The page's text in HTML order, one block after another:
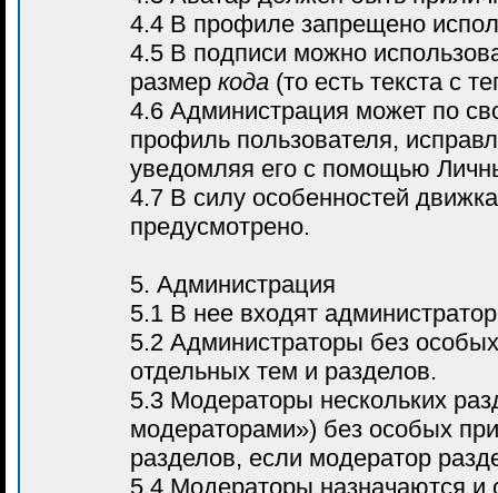
4.4 В профиле запрещено
4.5 В подписи можно
размер кода (то есть текста с
4.6 Администрация может по
профиль пользователя,
уведомляя его с помощью
4.7 В силу особенностей
предусмотрено.
5. Администрация
5.1 В нее входят
5.2 Администраторы без
отдельных тем и разделов.
5.3 Модераторы нескольких
модераторами») без особых
разделов, если модератор
5.4 Модераторы назначаются